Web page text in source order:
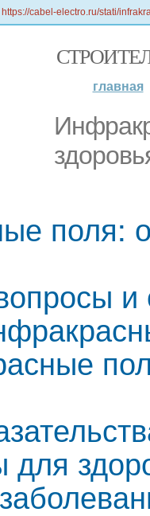
https://cabel-electro.ru/stati/